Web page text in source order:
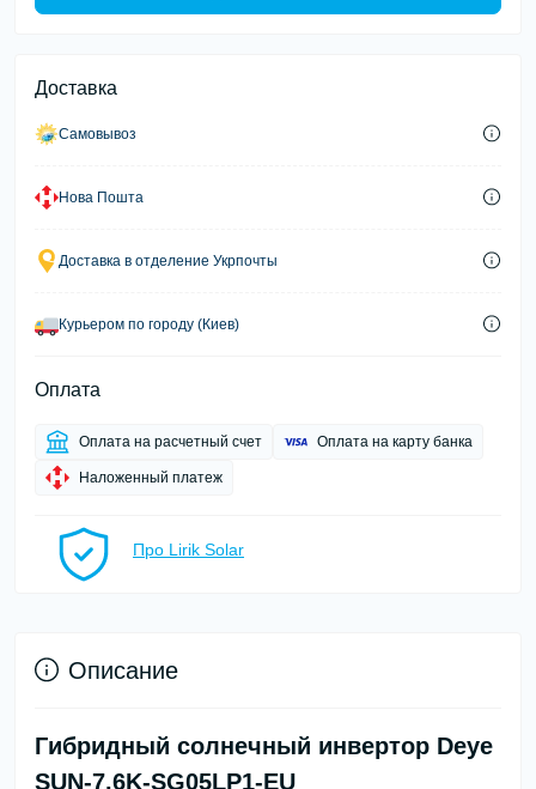
Доставка
Самовывоз
Нова Пошта
Доставка в отделение Укрпочты
Курьером по городу (Киев)
Оплата
Оплата на расчетный счет Оплата на карту банка
Наложенный платеж
Про Lirik Solar
Описание
Гибридный солнечный инвертор Deye
SUN-7.6K-SG05LP1-EU